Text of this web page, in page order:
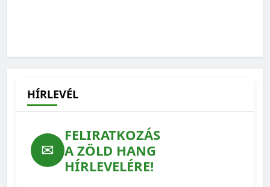
HÍRLEVÉL
✉
FELIRATKOZÁS
A ZÖLD HANG
HÍRLEVELÉRE!